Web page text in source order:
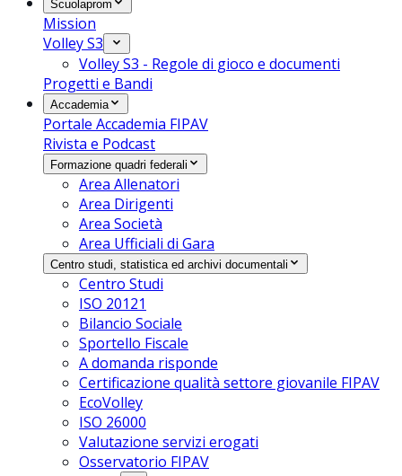
Scuolaprom
Mission
Volley S3
Volley S3 - Regole di gioco e documenti
Progetti e Bandi
Accademia
Portale Accademia FIPAV
Rivista e Podcast
Formazione quadri federali
Area Allenatori
Area Dirigenti
Area Società
Area Ufficiali di Gara
Centro studi, statistica ed archivi documentali
Centro Studi
ISO 20121
Bilancio Sociale
Sportello Fiscale
A domanda risponde
Certificazione qualità settore giovanile FIPAV
EcoVolley
ISO 26000
Valutazione servizi erogati
Osservatorio FIPAV